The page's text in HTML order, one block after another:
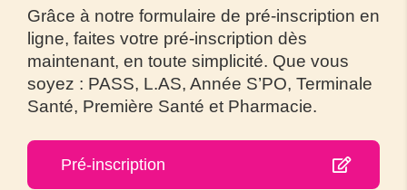
Grâce à notre formulaire de pré-inscription en
ligne, faites votre pré-inscription dès
maintenant, en toute simplicité. Que vous
soyez : PASS, L.AS, Année S’PO, Terminale
Santé, Première Santé et Pharmacie.
Pré-inscription